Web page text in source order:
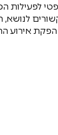
לפעילות
לנושא,
אירוע